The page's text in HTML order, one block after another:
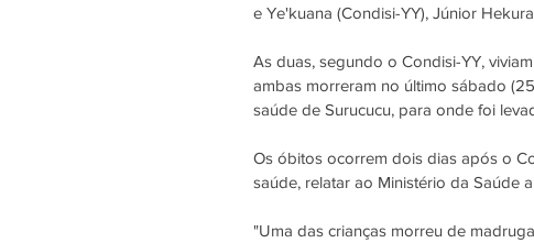
e Ye'kuana (Condisi-YY), Júnior
As duas, segundo o Condisi-YY,
ambas morreram no último sábado
saúde de Surucucu, para onde foi
Os óbitos ocorrem dois dias após o
saúde, relatar ao Ministério da Saúde
"Uma das crianças morreu de